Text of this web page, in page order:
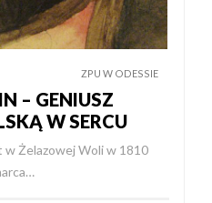
ZPU W ODESSIE
– GENIUSZ
W SERCU
w Żelazowej Woli w 1810